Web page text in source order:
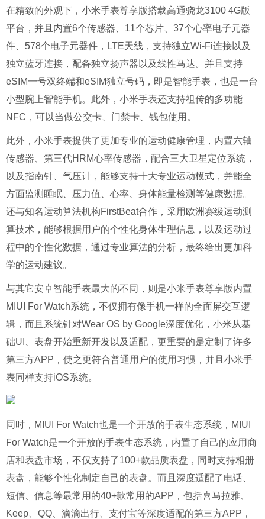
在精致的外观下，小米手表尊享版搭载高通骁龙3100 4G版
平台，并且内置6个传感器、11个芯片、37个心率电子元器
件、578个电子元器件，LTE天线，支持独立Wi-Fi连接以及
独立蓝牙连接，配备独立扬声器以及线性马达。并且支持
eSIM一号双终端和eSIM独立号码，即是智能手表，也是一台
小型腕上智能手机。此外，小米手表还支持祖传的多功能
NFC，可以当做公交卡、门禁卡、钱包使用。
此外，小米手表提供了更加专业的运动健康管理，内置六轴
传感器、第三代HRM心率传感器，配合三大卫星定位系统，
以及指南针、气压计，能够支持十大专业运动模式，并能全
方面监测睡眠、压力值、心率、身体能量检测等健康数据。
还与知名运动算法机构FirstBeat合作，采用欧洲赛级运动测
算技术，能够根据用户的个性化身体生理信息，以及运动过
程中的个性化数据，通过专业算法的分析，最终给出更加科
学的运动建议。
与其它安卓智能手表最大的不同，则是小米手表尊享版内置
MIUI For Watch系统，不仅拥有像手机一样的全面屏交互逻
辑，而且系统针对Wear OS by Google深度优化，小米从基
础UI、表盘开始重新开发以及适配，更重要的是定制了许多
第三方APP，使之更符合普通用户的使用习惯，并且小米手
表同样支持iOS系统。
同时，MIUI For Watch也是一个开放的手表生态系统，MIUI
For Watch是一个开放的手表生态系统，内置了自己的应用商
店和表盘市场，不仅支持了100+款品质表盘，同时支持相册
表盘，能够个性化制定自己的表盘。而且深度适配了电话、
短信、信息等最常用的40+款常用的APP，包括喜马拉雅、
Keep、QQ、滴滴出行、支付宝等深度适配的第三方APP，